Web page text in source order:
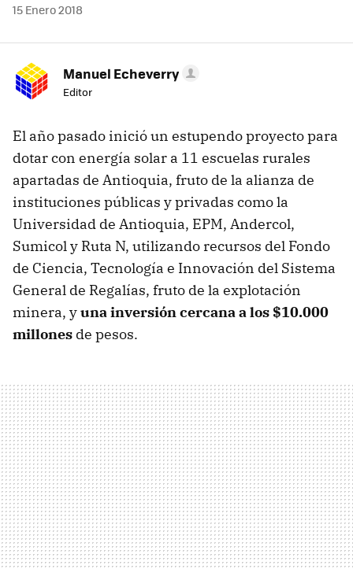
15 Enero 2018
Manuel Echeverry
Editor
El año pasado inició un estupendo proyecto para
dotar con energía solar a 11 escuelas rurales
apartadas de Antioquia, fruto de la alianza de
instituciones públicas y privadas como la
Universidad de Antioquia, EPM, Andercol,
Sumicol y Ruta N, utilizando recursos del Fondo
de Ciencia, Tecnología e Innovación del Sistema
General de Regalías, fruto de la explotación
minera, yuna inversión cercana a los $10.000
millones de pesos.